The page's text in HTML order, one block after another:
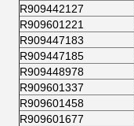
R909442127
R909601221
R909447183
R909447185
R909448978
R909601337
R909601458
R909601677